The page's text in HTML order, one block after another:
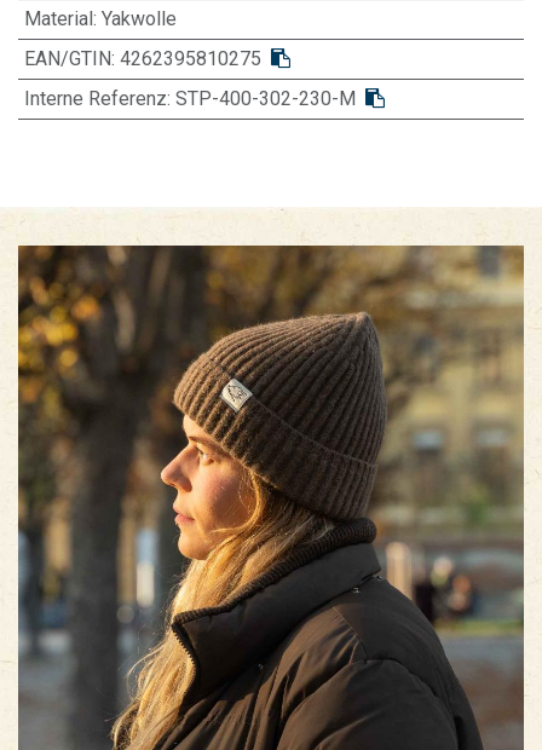
Material : Yakwolle
EAN/GTIN: 4262395810275
Interne Referenz: STP-400-302-230-M